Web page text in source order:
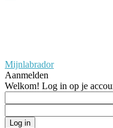
Mijnlabrador
Aanmelden
Welkom! Log in op je